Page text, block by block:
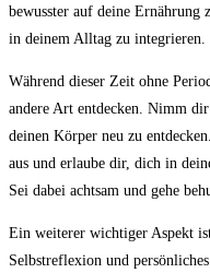
bewusster auf deine Ernährung
in deinem Alltag zu integrieren.
Während dieser Zeit ohne
andere Art entdecken. Nimm
deinen Körper neu zu
aus und erlaube dir, dich in
Sei dabei achtsam und gehe
Ein weiterer wichtiger Aspekt
Selbstreflexion und